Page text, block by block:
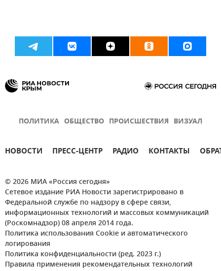
ПОЛИТИКА ОБЩЕСТВО ПРОИСШЕСТВИЯ ВИЗУАЛ
НОВОСТИ ПРЕСС-ЦЕНТР РАДИО КОНТАКТЫ
© 2026 МИА «Россия сегодня»
Сетевое издание РИА Новости зарегистрировано в
Федеральной службе по надзору в сфере связи,
информационных технологий и массовых коммуникаций
(Роскомнадзор) 08 апреля 2014 года.
Политика использования Cookie и автоматического
логирования
Политика конфиденциальности (ред. 2023 г.)
Правила применения рекомендательных технологий